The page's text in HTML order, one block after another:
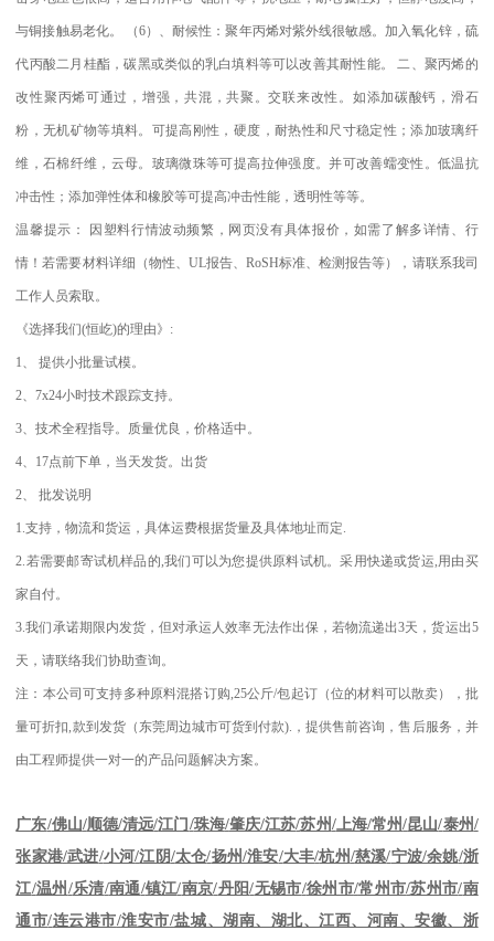
与铜接触易老化。 （6）、耐候性：聚年丙烯对紫外线很敏感。加入氧化锌，硫
代丙酸二月桂酯，碳黑或类似的乳白填料等可以改善其耐性能。二、聚丙烯的
改性聚丙烯可通过，增强，共混，共聚。交联来改性。如添加碳酸钙，滑石
粉，无机矿物等填料。可提高刚性，硬度，耐热性和尺寸稳定性；添加玻璃纤
维，石棉纤维，云母。玻璃微珠等可提高拉伸强度。并可改善蠕变性。低温抗
冲击性；添加弹性体和橡胶等可提高冲击性能，透明性等等。
温馨提示： 因塑料行情波动频繁，网页没有具体报价，如需了解多详情、行
情！若需要材料详细（物性、 UL报告、RoSH标准、检测报告等），请联系我司
工作人员索取。
《选择我们(恒屹)的理由》 :
1、提供小批量试模。
2、7x24小时技术跟踪支持。
3、技术全程指导。质量优良，价格适中。
4、 17点前下单，当天发货。出货
2、批发说明
1.支持，物流和货运，具体运费根据货量及具体地址而定.
2.若需要邮寄试机样品的,我们可以为您提供原料试机。采用快递或货运,用由买
家自付。
3.我们承诺期限内发货，但对承运人效率无法作出保，若物流递出3天，货运出5
天，请联络我们协助查询。
注：本公司可支持多种原料混搭订购,25公斤/包起订（位的材料可以散卖），批
量可折扣,款到发货（东莞周边城市可货到付款). ，提供售前咨询，售后服务，并
由工程师提供一对一的产品问题解决方案。
广东/佛山/顺德/清远/江门 /珠海/肇庆/江苏/苏州/上海/常州/昆山/泰州/
张家港/武进/小河/江阴/太仓/扬州/淮安/大丰/杭州/慈溪/宁波/余姚/浙
江/温州/乐清/南通/镇江/南京/丹阳/无锡市/徐州市/常州市/苏州市/南
通市/连云港市/淮安市/盐城、湖南、湖北、江西、河南、安徽、浙